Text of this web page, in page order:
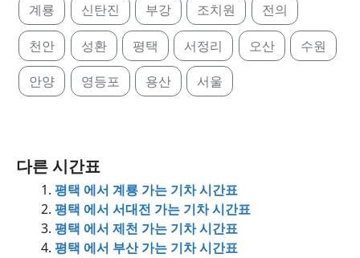
계룡 신탄진 부강 조치원 전의
천안 성환 평택 서정리 오산 수원
안양 영등포 용산 서울
다른 시간표
평택 에서 계룡 가는 기차 시간표
평택 에서 서대전 가는 기차 시간표
평택 에서 제천 가는 기차 시간표
평택 에서 부산 가는 기차 시간표